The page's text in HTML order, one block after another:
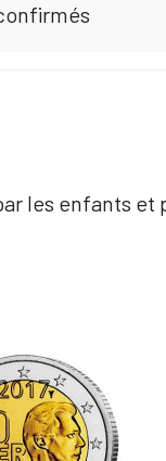
les enfants et